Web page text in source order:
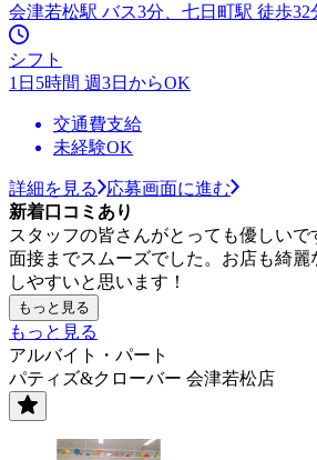
会津若松駅 バス3分、七日町駅 徒歩32
シフト
1日5時間 週3日からOK
交通費支給
未経験OK
詳細を見る
応募画面に進む
新着口コミあり
スタッフの皆さんがとっても優しいで
面接までスムーズでした。お店も綺
しやすいと思います！
もっと見る
もっと見る
アルバイト・パート
パティズ&クローバー 会津若松店